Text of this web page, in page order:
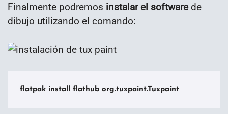
Finalmente podremos instalar el softwarede
dibujo utilizando el comando:
flatpak install flathub org.tuxpaint.Tuxpaint